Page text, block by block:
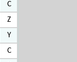
C
Z
Y
C